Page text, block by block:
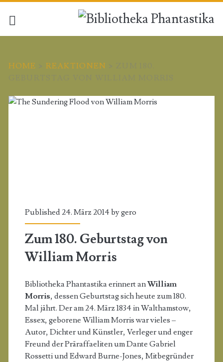
HOME > REAKTIONEN >
Published 24. März 2014 bygero
Zum 180. Geburtstag von
William Morris
Bibliotheka Phantastika erinnert anWilliam
Morris, dessen Geburtstag sich heute zum 180.
Mal jährt. Der am 24. März 1834 in Walthamstow,
Essex, geborene William Morris war vieles –
Autor, Dichter und Künstler, Verleger und enger
Freund der Präraffaeliten um Dante Gabriel
Rossetti und Edward Burne-Jones, Mitbegründer